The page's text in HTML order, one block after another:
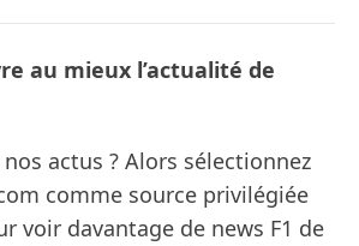
au mieux l’actualité de
actus ? Alors sélectionnez
comme source privilégiée
voir davantage de news F1 de